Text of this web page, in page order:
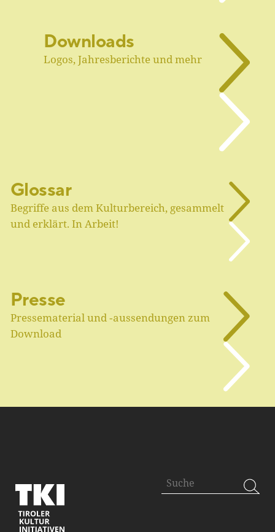
Downloads
Logos, Jahresberichte und mehr
Glossar
Begriffe aus dem Kulturbereich, gesammelt
und erklärt. In Arbeit!
Presse
Pressematerial und ‑aussendungen zum
Download